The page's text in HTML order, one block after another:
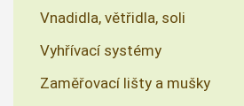
Vnadidla, větřidla, soli
Vyhřívací systémy
Zaměřovací lišty a mušky